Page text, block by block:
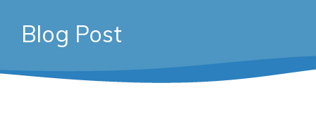
Blog Post